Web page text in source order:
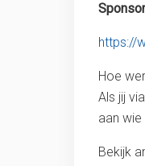
https://
Hoe
Als jij
aan
Bekijk